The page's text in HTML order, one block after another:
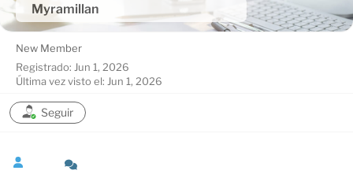
Myramillan
New Member
Registrado: Jun 1, 2026
Última vez visto el: Jun 1, 2026
Seguir